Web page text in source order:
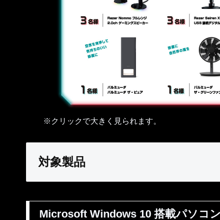
※クリックで大きく見られます。
対象製品
Microsoft Windows 10 搭載パソコ